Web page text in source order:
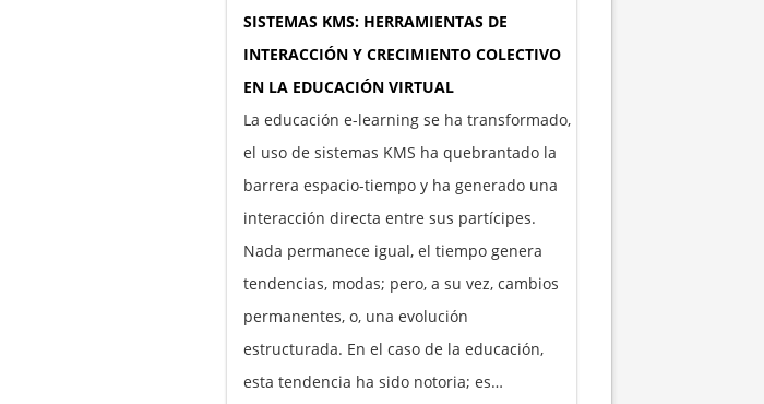
SISTEMAS KMS: HERRAMIENTAS DE
INTERACCIÓN Y CRECIMIENTO COLECTIVO
EN LA EDUCACIÓN VIRTUAL
La educación e-learning se ha transformado,
el uso de sistemas KMS ha quebrantado la
barrera espacio-tiempo y ha generado una
interacción directa entre sus partícipes.
Nada permanece igual, el tiempo genera
tendencias, modas; pero, a su vez, cambios
permanentes, o, una evolución
estructurada. En el caso de la educación,
esta tendencia ha sido notoria; es…